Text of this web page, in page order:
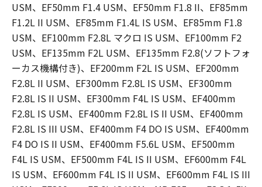
USM、EF50mm F1.4 USM、EF50mm F1.8 II、EF85mm
F1.2L II USM、EF85mm F1.4L IS USM、EF85mm F1.8
USM、EF100mm F2.8L マクロ IS USM、EF100mm F2
USM、EF135mm F2L USM、EF135mm F2.8(ソフトフォ
ーカス機構付き)、EF200mm F2L IS USM、EF200mm
F2.8L II USM、EF300mm F2.8L IS USM、EF300mm
F2.8L IS II USM、EF300mm F4L IS USM、EF400mm
F2.8L IS USM、EF400mm F2.8L IS II USM、EF400mm
F2.8L IS III USM、EF400mm F4 DO IS USM、EF400mm
F4 DO IS II USM、EF400mm F5.6L USM、EF500mm
F4L IS USM、EF500mm F4L IS II USM、EF600mm F4L
IS USM、EF600mm F4L IS II USM、EF600mm F4L IS III